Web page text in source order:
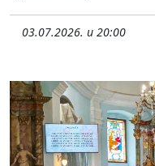
03.07.2026. u 20:00